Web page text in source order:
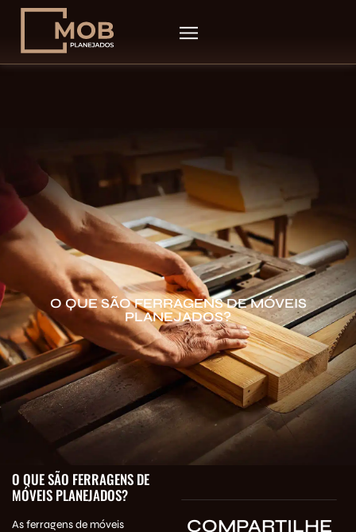
O QUE SÃO FERRAGENS DE MÓVEIS
PLANEJADOS?
O QUE SÃO FERRAGENS DE
MÓVEIS PLANEJADOS?
As ferragens de móveis
COMPARTILHE